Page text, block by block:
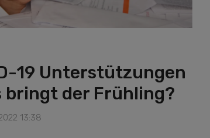
19 Unterstützungen
bringt der Frühling?
13:38